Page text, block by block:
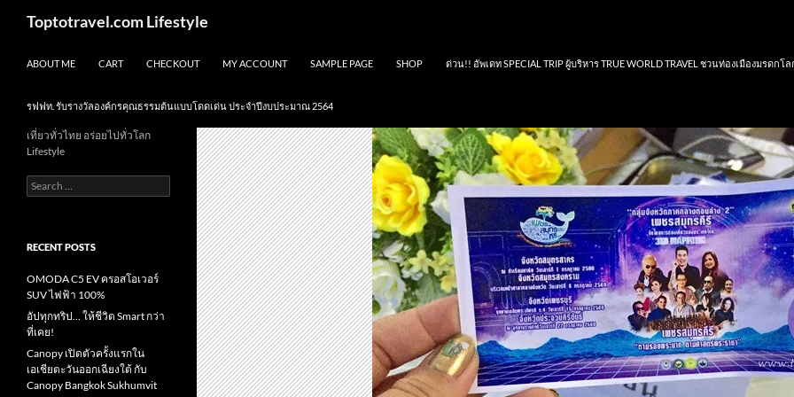
Toptotravel.com Lifestyle
ABOUT ME CART CHECKOUT MY ACCOUNT SAMPLE PAGE SHOP ด่วน!! อัพเดท SPECIAL TRIP ผู้บริหาร TRUE WORLD TRAVEL ชวนท่องเมืองมรดกโล
รฟฟท. รับรางวัลองค์กรคุณธรรมต้นแบบโดดเด่น ประจำปีงบประมาณ 2564
เที่ยวทั่วไทย อร่อยไปทั่วโลก
Lifestyle
Search
for:
RECENT POSTS
OMODA C5 EV ครอสโอเวอร์
SUV ไฟฟ้า 100%
อัปทุกทริป… ให้ชีวิต Smart กว่า
ที่เคย!
Canopy เปิดตัวครั้งแรกใน
เอเชียตะวันออกเฉียงใต้ กับ
Canopy Bangkok Sukhumvit